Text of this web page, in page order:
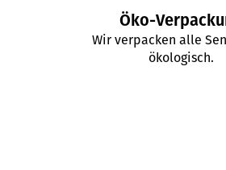
Öko-
Wir verpacken alle
ökologisch.